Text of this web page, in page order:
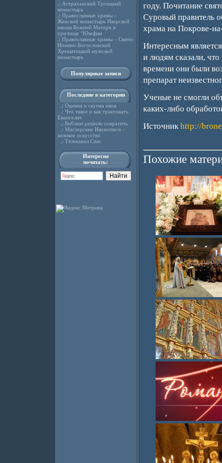
.: Астраханский Троицкий
монастырь
.: Православные храмы –
Женский монастырь Иверской
иконы Божией Матери в
урочище “Юзефин
.: Православные храмы – Свято-
Иоанно-Богословский
Хрещатицкий мужской
монастырь
Популярные записи
Последние в категории
.: Оценка и скупка икон
.: Что такое и как трактовать
Евангелие
.: Библию решили сократить
.: Мастерские Иконописи –
великое искусство
.: Телеканал Спас
Интересно
почитать:
году. Почитание
Суровый правитель
храма на Покрове-
Интересным
и людям сказали, что
времени они были
препарат
Ученые не смогли
каких-либо
Источник http://
Похожие